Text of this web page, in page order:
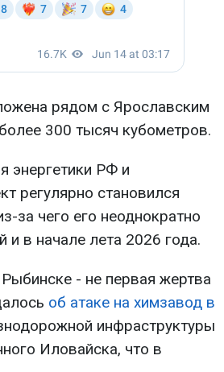
рядом с Ярославским
300 тысяч кубометров.
энергетики РФ и
регулярно становился
за чего его неоднократно
в начале лета 2026 года.
- не первая жертва
об атаке на химзавод в
инфраструктуры
Иловайска, что в